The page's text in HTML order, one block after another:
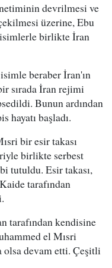
devrilmesi ve
üzerine, Ebu
birlikte İran
beraber İran'ın
sırada İran rejimi
Bunun ardından
hayatı başladı.
bir esir takası
birlikte serbest
tutuldu. Esir takası,
tarafından
tarafından kendisine
el Mısri
devam etti. Çeşitli